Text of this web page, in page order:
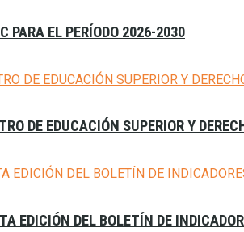
PARA EL PERÍODO 2026-2030
DE EDUCACIÓN SUPERIOR Y
EDICIÓN DEL BOLETÍN DE